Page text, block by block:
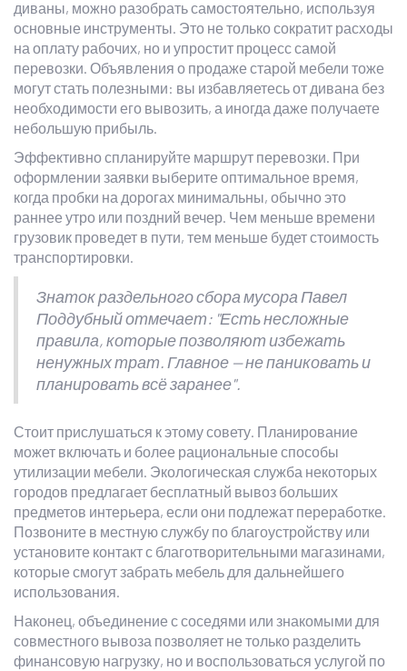
диваны, можно разобрать самостоятельно, используя
основные инструменты. Это не только сократит расходы
на оплату рабочих, но и упростит процесс самой
перевозки. Объявления о продаже старой мебели тоже
могут стать полезными: вы избавляетесь от дивана без
необходимости его вывозить, а иногда даже получаете
небольшую прибыль.
Эффективно спланируйте маршрут перевозки. При
оформлении заявки выберите оптимальное время,
когда пробки на дорогах минимальны, обычно это
раннее утро или поздний вечер. Чем меньше времени
грузовик проведет в пути, тем меньше будет стоимость
транспортировки.
Знаток раздельного сбора мусора Павел
Поддубный отмечает: "Есть несложные
правила, которые позволяют избежать
ненужных трат. Главное — не паниковать и
планировать всё заранее".
Стоит прислушаться к этому совету. Планирование
может включать и более рациональные способы
утилизации мебели. Экологическая служба некоторых
городов предлагает бесплатный вывоз больших
предметов интерьера, если они подлежат переработке.
Позвоните в местную службу по благоустройству или
установите контакт с благотворительными магазинами,
которые смогут забрать мебель для дальнейшего
использования.
Наконец, объединение с соседями или знакомыми для
совместного вывоза позволяет не только разделить
финансовую нагрузку, но и воспользоваться услугой по